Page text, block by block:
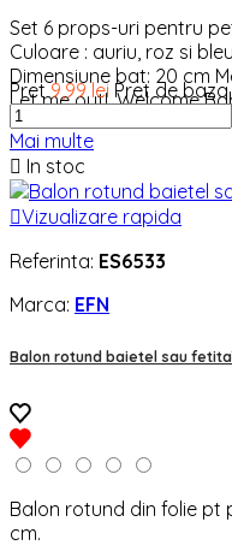
Set 6 props-uri pentru
Culoare : auriu, roz si
Dimensiune bat: 20 cm
Let me out!, Welcome
Pret 9,99 lei Pret de baza
Mai multe
 In stoc
Vizualizare rapida
Referinta: ES6533
Marca: EFN
Balon rotund baietel sau
Balon rotund din folie pt
cm.